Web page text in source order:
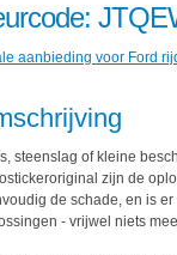
aanbieding voor Ford
steenslag of kleine
zijn de
de schade, en is
- vrijwel niets